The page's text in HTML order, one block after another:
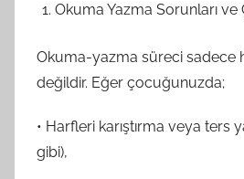
Okuma Yazma Sorunları
Okuma-yazma süreci sadece
değildir. Eğer çocuğunuzda;
• Harfleri karıştırma veya ters
gibi),